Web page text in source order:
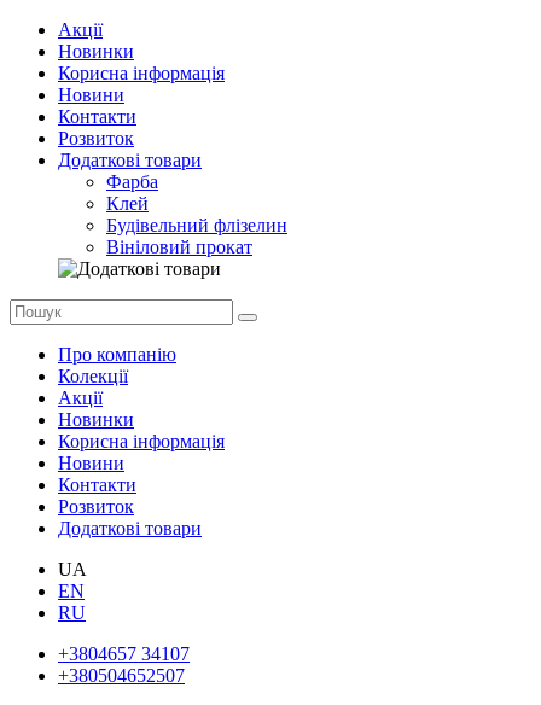
Акції
Новинки
Корисна інформація
Новини
Контакти
Розвиток
Додаткові товари
Фарба
Клей
Будівельний флізелин
Вініловий прокат
Про компанію
Колекції
Акції
Новинки
Корисна інформація
Новини
Контакти
Розвиток
Додаткові товари
UA
EN
RU
+3804657 34107
+380504652507